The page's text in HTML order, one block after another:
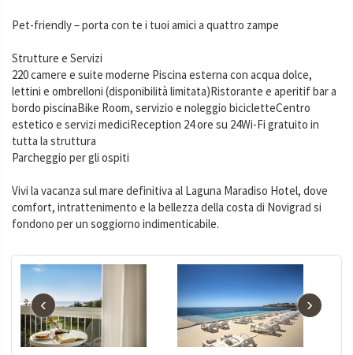
Pet-friendly – porta con te i tuoi amici a quattro zampe
Strutture e Servizi
220 camere e suite moderne Piscina esterna con acqua dolce,
lettini e ombrelloni (disponibilità limitata)Ristorante e aperitif bar a
bordo piscinaBike Room, servizio e noleggio bicicletteCentro
estetico e servizi mediciReception 24 ore su 24Wi-Fi gratuito in
tutta la struttura
Parcheggio per gli ospiti
Vivi la vacanza sul mare definitiva al Laguna Maradiso Hotel, dove
comfort, intrattenimento e la bellezza della costa di Novigrad si
fondono per un soggiorno indimenticabile.
‹ ›